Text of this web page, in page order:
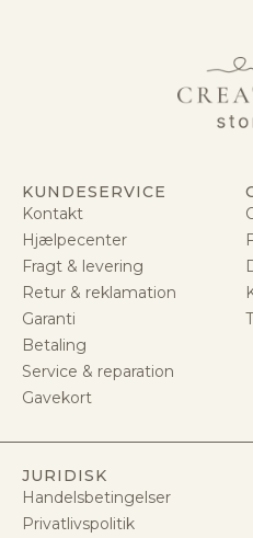
KUNDESERVICE
Kontakt
Hjælpecenter
Fragt & levering
Retur & reklamation
Garanti
Betaling
Service & reparation
Gavekort
JURIDISK
Handelsbetingelser
Privatlivspolitik